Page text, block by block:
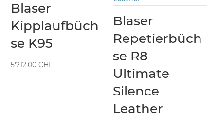
Blaser
Kipplaufbüch
se K95
5'212.00CHF
Blaser
Repetierbüch
se R8
Ultimate
Silence
Leather